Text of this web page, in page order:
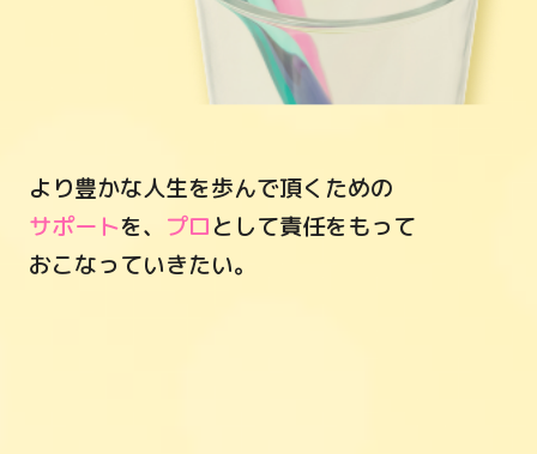
より豊かな人生を歩んで頂くための
サポートを、 プロとして責任をもって
おこなっていきたい。